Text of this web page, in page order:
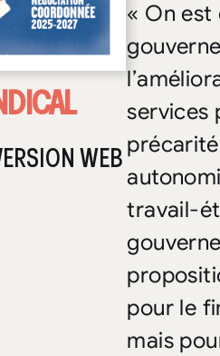
WEB
« On est
services
travail-
pour le
mais